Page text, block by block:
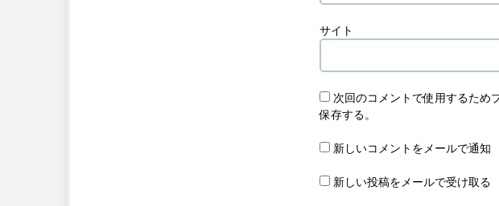
サイト
次回のコメントで使用するため
保存する。
新しいコメントをメールで通知
新しい投稿をメールで受け取る